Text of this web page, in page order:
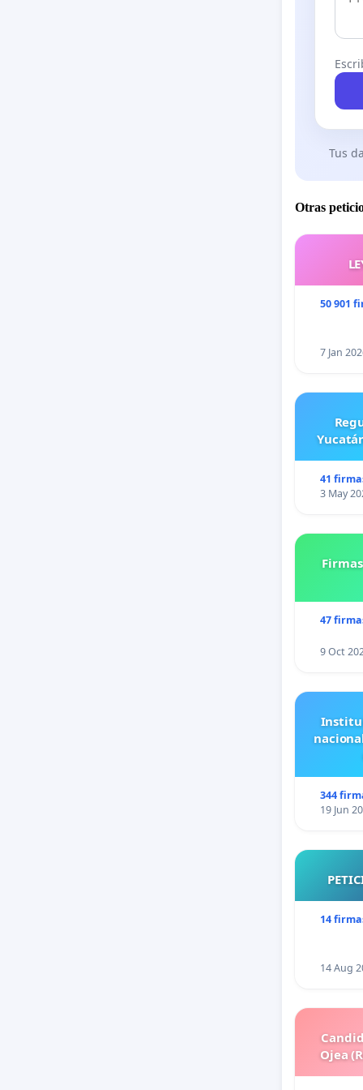
Tus
Otras
50 901
7 Jan
41
3 May
47
9 Oct
344
19 Jun
14
14 Aug
Ojea